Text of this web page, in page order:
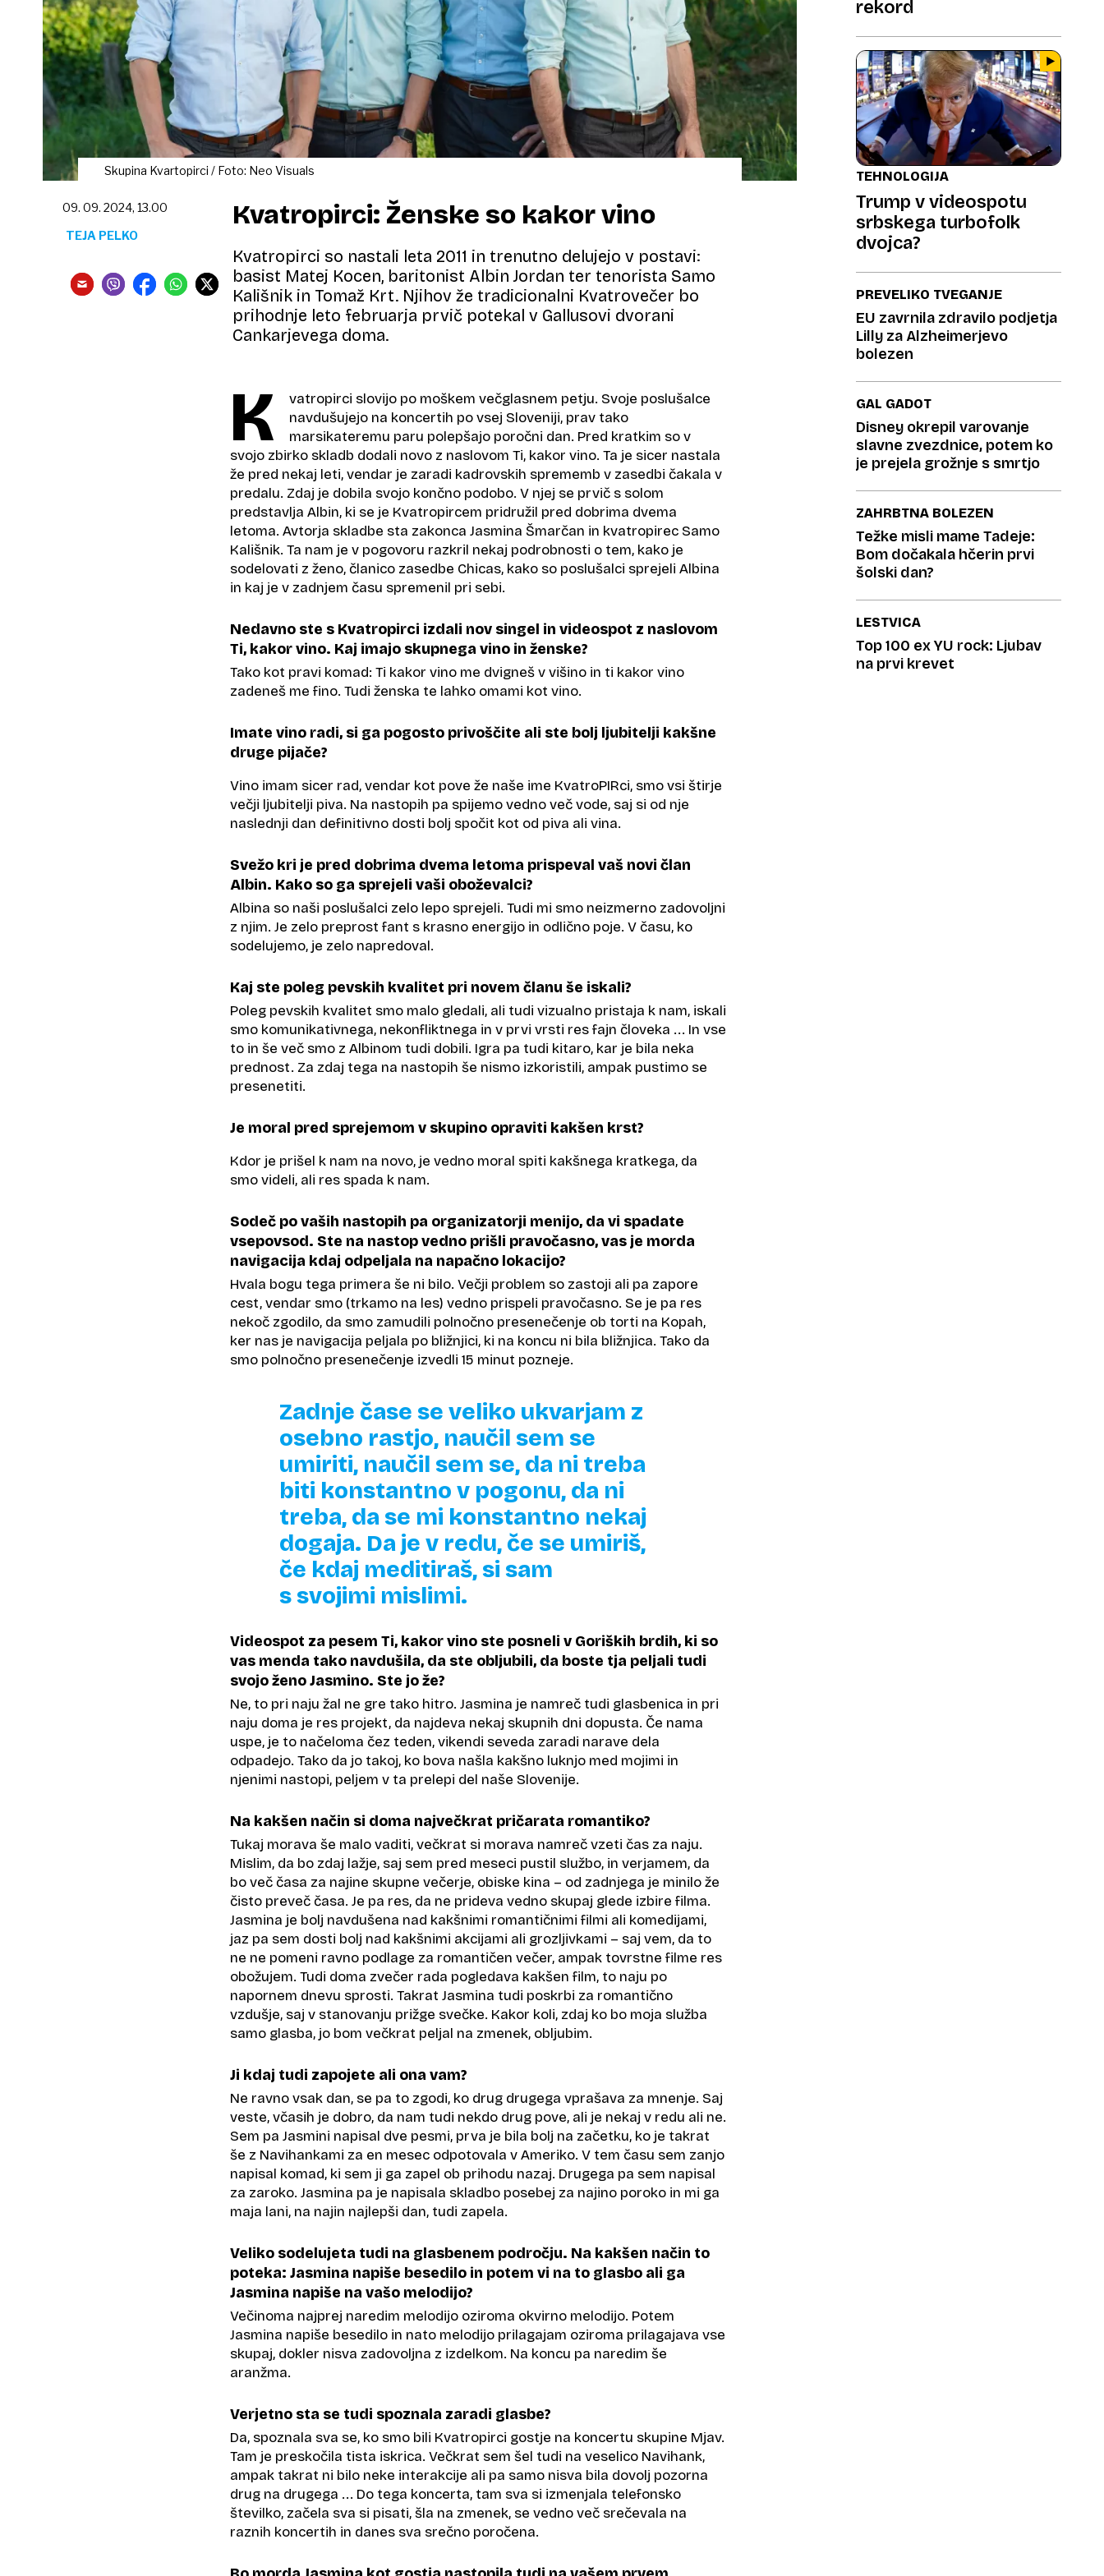
Skupina Kvartopirci / Foto: Neo Visuals
Kvatropirci: Ženske so kakor vino
Kvatropirci so nastali leta 2011 in trenutno delujejo v postavi:
basist Matej Kocen, baritonist Albin Jordan ter tenorista Samo
Kališnik in Tomaž Krt. Njihov že tradicionalni Kvatrovečer bo
prihodnje leto februarja prvič potekal v Gallusovi dvorani
Cankarjevega doma.
09. 09. 2024, 13.00
TEJA PELKO
K
vatropirci slovijo po moškem večglasnem petju. Svoje poslušalce
navdušujejo na koncertih po vsej Sloveniji, prav tako
marsikateremu paru polepšajo poročni dan. Pred kratkim so v
svojo zbirko skladb dodali novo z naslovom Ti, kakor vino. Ta je sicer nastala
že pred nekaj leti, vendar je zaradi kadrovskih sprememb v zasedbi čakala v
predalu. Zdaj je dobila svojo končno podobo. V njej se prvič s solom
predstavlja Albin, ki se je Kvatropircem pridružil pred dobrima dvema
letoma. Avtorja skladbe sta zakonca Jasmina Šmarčan in kvatropirec Samo
Kališnik. Ta nam je v pogovoru razkril nekaj podrobnosti o tem, kako je
sodelovati z ženo, članico zasedbe Chicas, kako so poslušalci sprejeli Albina
in kaj je v zadnjem času spremenil pri sebi.
Nedavno ste s Kvatropirci izdali nov singel in videospot z naslovom
Ti, kakor vino. Kaj imajo skupnega vino in ženske?
Tako kot pravi komad: Ti kakor vino me dvigneš v višino in ti kakor vino
zadeneš me fino. Tudi ženska te lahko omami kot vino.
Imate vino radi, si ga pogosto privoščite ali ste bolj ljubitelji kakšne
druge pijače?
Vino imam sicer rad, vendar kot pove že naše ime KvatroPIRci, smo vsi štirje
večji ljubitelji piva. Na nastopih pa spijemo vedno več vode, saj si od nje
naslednji dan definitivno dosti bolj spočit kot od piva ali vina.
Svežo kri je pred dobrima dvema letoma prispeval vaš novi član
Albin. Kako so ga sprejeli vaši oboževalci?
Albina so naši poslušalci zelo lepo sprejeli. Tudi mi smo neizmerno zadovoljni
z njim. Je zelo preprost fant s krasno energijo in odlično poje. V času, ko
sodelujemo, je zelo napredoval.
Kaj ste poleg pevskih kvalitet pri novem članu še iskali?
Poleg pevskih kvalitet smo malo gledali, ali tudi vizualno pristaja k nam, iskali
smo komunikativnega, nekonfliktnega in v prvi vrsti res fajn človeka ... In vse
to in še več smo z Albinom tudi dobili. Igra pa tudi kitaro, kar je bila neka
prednost. Za zdaj tega na nastopih še nismo izkoristili, ampak pustimo se
presenetiti.
Je moral pred sprejemom v skupino opraviti kakšen krst?
Kdor je prišel k nam na novo, je vedno moral spiti kakšnega kratkega, da
smo videli, ali res spada k nam.
Sodeč po vaših nastopih pa organizatorji menijo, da vi spadate
vsepovsod. Ste na nastop vedno prišli pravočasno, vas je morda
navigacija kdaj odpeljala na napačno lokacijo?
Hvala bogu tega primera še ni bilo. Večji problem so zastoji ali pa zapore
cest, vendar smo (trkamo na les) vedno prispeli pravočasno. Se je pa res
nekoč zgodilo, da smo zamudili polnočno presenečenje ob torti na Kopah,
ker nas je navigacija peljala po bližnjici, ki na koncu ni bila bližnjica. Tako da
smo polnočno presenečenje izvedli 15 minut pozneje.
Zadnje čase se veliko ukvarjam z
osebno rastjo, naučil sem se
umiriti, naučil sem se, da ni treba
biti konstantno v pogonu, da ni
treba, da se mi konstantno nekaj
dogaja. Da je v redu, če se umiriš,
če kdaj meditiraš, si sam
s svojimi mislimi.
Videospot za pesem Ti, kakor vino ste posneli v Goriških brdih, ki so
vas menda tako navdušila, da ste obljubili, da boste tja peljali tudi
svojo ženo Jasmino. Ste jo že?
Ne, to pri naju žal ne gre tako hitro. Jasmina je namreč tudi glasbenica in pri
naju doma je res projekt, da najdeva nekaj skupnih dni dopusta. Če nama
uspe, je to načeloma čez teden, vikendi seveda zaradi narave dela
odpadejo. Tako da jo takoj, ko bova našla kakšno luknjo med mojimi in
njenimi nastopi, peljem v ta prelepi del naše Slovenije.
Na kakšen način si doma največkrat pričarata romantiko?
Tukaj morava še malo vaditi, večkrat si morava namreč vzeti čas za naju.
Mislim, da bo zdaj lažje, saj sem pred meseci pustil službo, in verjamem, da
bo več časa za najine skupne večerje, obiske kina – od zadnjega je minilo že
čisto preveč časa. Je pa res, da ne prideva vedno skupaj glede izbire filma.
Jasmina je bolj navdušena nad kakšnimi romantičnimi filmi ali komedijami,
jaz pa sem dosti bolj nad kakšnimi akcijami ali grozljivkami – saj vem, da to
ne ne pomeni ravno podlage za romantičen večer, ampak tovrstne filme res
obožujem. Tudi doma zvečer rada pogledava kakšen film, to naju po
napornem dnevu sprosti. Takrat Jasmina tudi poskrbi za romantično
vzdušje, saj v stanovanju prižge svečke. Kakor koli, zdaj ko bo moja služba
samo glasba, jo bom večkrat peljal na zmenek, obljubim.
Ji kdaj tudi zapojete ali ona vam?
Ne ravno vsak dan, se pa to zgodi, ko drug drugega vprašava za mnenje. Saj
veste, včasih je dobro, da nam tudi nekdo drug pove, ali je nekaj v redu ali ne.
Sem pa Jasmini napisal dve pesmi, prva je bila bolj na začetku, ko je takrat
še z Navihankami za en mesec odpotovala v Ameriko. V tem času sem zanjo
napisal komad, ki sem ji ga zapel ob prihodu nazaj. Drugega pa sem napisal
za zaroko. Jasmina pa je napisala skladbo posebej za najino poroko in mi ga
maja lani, na najin najlepši dan, tudi zapela.
Veliko sodelujeta tudi na glasbenem področju. Na kakšen način to
poteka: Jasmina napiše besedilo in potem vi na to glasbo ali ga
Jasmina napiše na vašo melodijo?
Večinoma najprej naredim melodijo oziroma okvirno melodijo. Potem
Jasmina napiše besedilo in nato melodijo prilagajam oziroma prilagajava vse
skupaj, dokler nisva zadovoljna z izdelkom. Na koncu pa naredim še
aranžma.
Verjetno sta se tudi spoznala zaradi glasbe?
Da, spoznala sva se, ko smo bili Kvatropirci gostje na koncertu skupine Mjav.
Tam je preskočila tista iskrica. Večkrat sem šel tudi na veselico Navihank,
ampak takrat ni bilo neke interakcije ali pa samo nisva bila dovolj pozorna
drug na drugega ... Do tega koncerta, tam sva si izmenjala telefonsko
številko, začela sva si pisati, šla na zmenek, se vedno več srečevala na
raznih koncertih in danes sva srečno poročena.
rekord
TEHNOLOGIJA
Trump v videospotu
srbskega turbofolk
dvojca?
PREVELIKO TVEGANJE
EU zavrnila zdravilo podjetja
Lilly za Alzheimerjevo
bolezen
GAL GADOT
Disney okrepil varovanje
slavne zvezdnice, potem ko
je prejela grožnje s smrtjo
ZAHRBTNA BOLEZEN
Težke misli mame Tadeje:
Bom dočakala hčerin prvi
šolski dan?
LESTVICA
Top 100 ex YU rock: Ljubav
na prvi krevet